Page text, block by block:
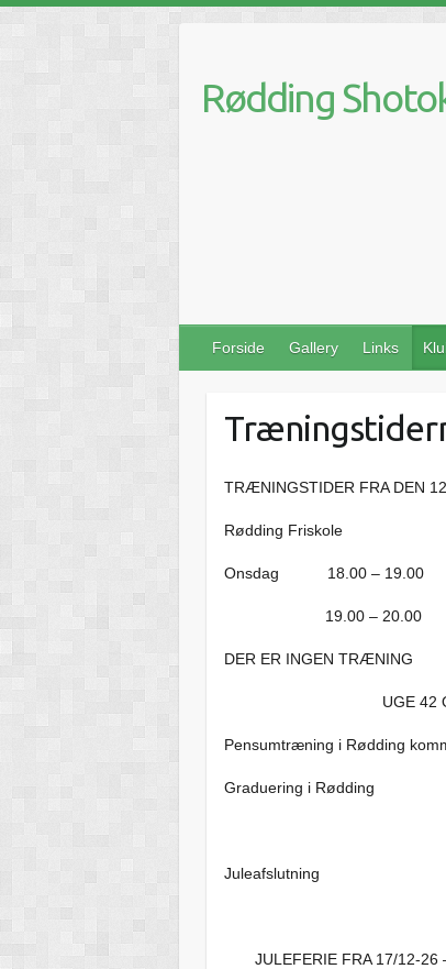
content
Rødding
Forside Gallery Links
TRÆNINGSTIDER FRA DEN
Rødding Friskole
Onsdag 18.00 – 19.00
19.00 – 20.00 7 – 1
DER ER INGEN TRÆNING
UGE 42
Pensumtræning i Rødding
Graduering i Rødding
UGE 50
Juleafslutning
UGE 51
JULEFERIE FRA 17/12-26